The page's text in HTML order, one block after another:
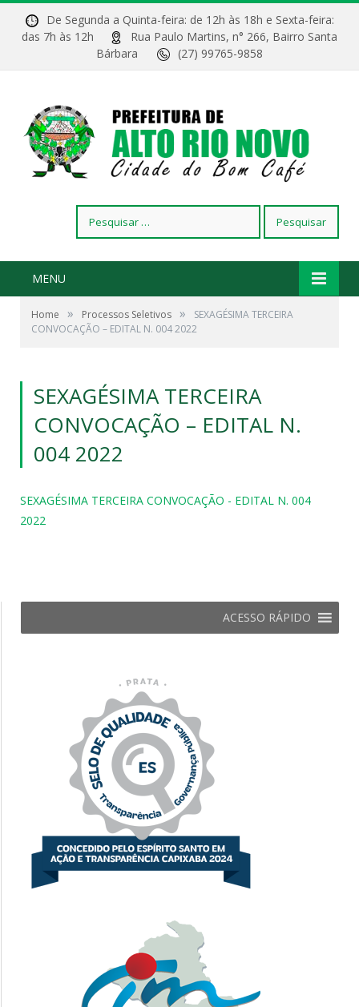
De Segunda a Quinta-feira: de 12h às 18h e Sexta-feira:
das 7h às 12h
Rua Paulo Martins, n° 266, Bairro Santa
Bárbara
(27) 99765-9858
por:
MENU
Home » Processos Seletivos »
SEXAGÉSIMA TERCEIRA
CONVOCAÇÃO – EDITAL N. 004 2022
SEXAGÉSIMA TERCEIRA
CONVOCAÇÃO – EDITAL N.
004 2022
SEXAGÉSIMA TERCEIRA CONVOCAÇÃO - EDITAL N. 004
2022
ACESSO RÁPIDO